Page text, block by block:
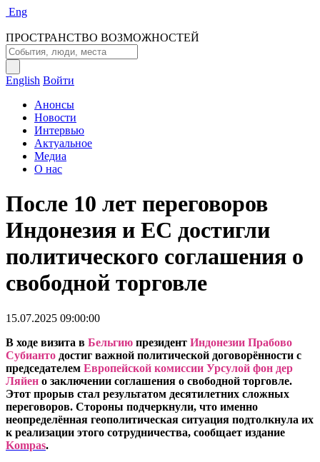
Eng
ПРОСТРАНСТВО ВОЗМОЖНОСТЕЙ
English Войти
Анонсы
Новости
Интервью
Актуальное
Медиа
О нас
После 10 лет переговоров
Индонезия и ЕС достигли
политического соглашения о
свободной торговле
15.07.2025 09:00:00
В ходе визита в Бельгию президент Индонезии Прабово
Субианто достиг важной политической договорённости с
председателем Европейской комиссии Урсулой фон дер
Ляйен о заключении соглашения о свободной торговле.
Этот прорыв стал результатом десятилетних сложных
переговоров. Стороны подчеркнули, что именно
неопределённая геополитическая ситуация подтолкнула их
к реализации этого сотрудничества, сообщает издание
Kompas.